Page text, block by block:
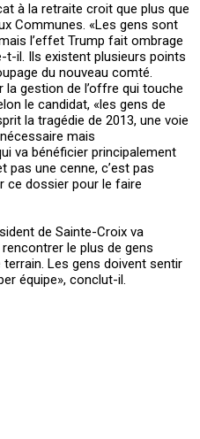
à la retraite croit que plus que
Communes. «Les gens sont
l’effet Trump fait ombrage
t-il. Ils existent plusieurs points
du nouveau comté.
la gestion de l’offre qui touche
le candidat, «les gens de
la tragédie de 2013, une voie
mais
va bénéficier principalement
pas une cenne, c’est pas
ce dossier pour le faire
de Sainte-Croix va
le plus de gens
Les gens doivent sentir
équipe», conclut-il.